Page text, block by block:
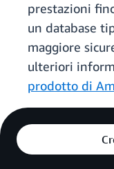
prestazioni
un database
maggiore
ulteriori
prodotto di